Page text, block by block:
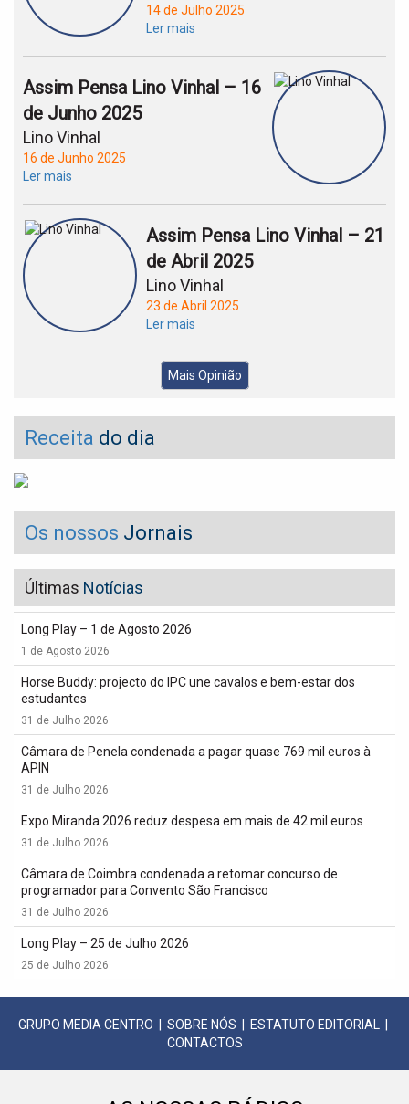
14 de Julho 2025
Ler mais
Assim Pensa Lino Vinhal – 16
de Junho 2025
Lino Vinhal
16 de Junho 2025
Ler mais
Assim Pensa Lino Vinhal – 21
de Abril 2025
Lino Vinhal
23 de Abril 2025
Ler mais
Mais Opinião
Receita do dia
Os nossos Jornais
Últimas Notícias
Long Play – 1 de Agosto 2026
1 de Agosto 2026
Horse Buddy: projecto do IPC une cavalos e bem-estar dos
estudantes
31 de Julho 2026
Câmara de Penela condenada a pagar quase 769 mil euros à
APIN
31 de Julho 2026
Expo Miranda 2026 reduz despesa em mais de 42 mil euros
31 de Julho 2026
Câmara de Coimbra condenada a retomar concurso de
programador para Convento São Francisco
31 de Julho 2026
Long Play – 25 de Julho 2026
25 de Julho 2026
GRUPO MEDIA CENTRO SOBRE NÓS ESTATUTO EDITORIAL
CONTACTOS